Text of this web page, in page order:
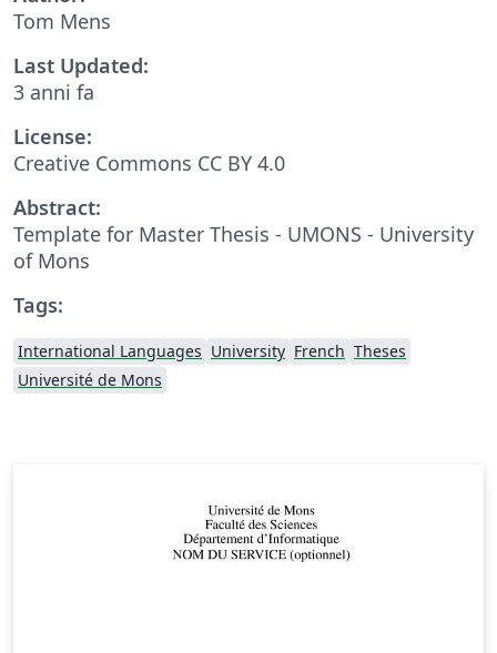
Tom Mens
Last Updated:
3 anni fa
License:
Creative Commons CC BY 4.0
Abstract:
Template for Master Thesis - UMONS - University
of Mons
Tags:
International Languages University French Theses
Université de Mons